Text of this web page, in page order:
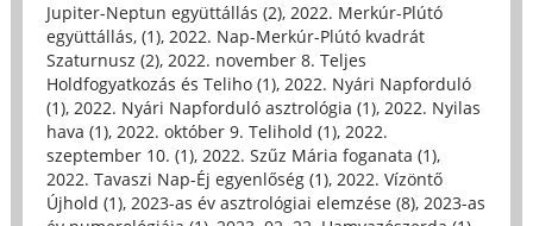
Jupiter-Neptun együttállás (2), 2022. Merkúr-Plútó
együttállás, (1), 2022. Nap-Merkúr-Plútó kvadrát
Szaturnusz (2), 2022. november 8. Teljes
Holdfogyatkozás és Teliho (1), 2022. Nyári Napforduló
(1), 2022. Nyári Napforduló asztrológia (1), 2022. Nyilas
hava (1), 2022. október 9. Telihold (1), 2022.
szeptember 10. (1), 2022. Szűz Mária foganata (1),
2022. Tavaszi Nap-Éj egyenlőség (1), 2022. Vízöntő
Újhold (1), 2023-as év asztrológiai elemzése (8), 2023-as